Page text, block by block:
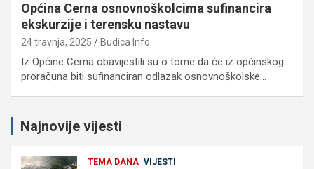
Općina Cerna osnovnoškolcima sufinancira
ekskurzije i terensku nastavu
24 travnja, 2025 Budica Info
Iz Općine Cerna obavijestili su o tome da će iz općinskog
proračuna biti sufinanciran odlazak osnovnoškolske…
Najnovije vijesti
TEMA DANA VIJESTI